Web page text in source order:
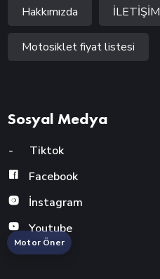
Hakkımızda İLETİŞİM
Motosiklet fiyat listesi
Sosyal Medya
-
Tiktok
Facebook
İnstagram
Youtube
Motor Öner